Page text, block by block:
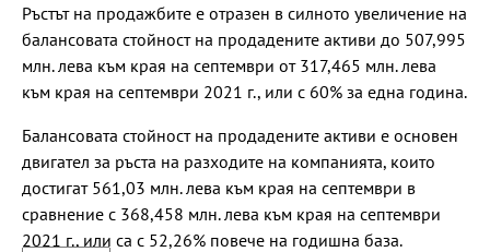
Ръстът на продажбите е отразен в силното увеличение на
балансовата стойност на продадените активи до 507,995
млн. лева към края на септември от 317,465 млн. лева
към края на септември 2021 г., или с 60% за една година.
Балансовата стойност на продадените активи е основен
двигател за ръста на разходите на компанията, които
достигат 561,03 млн. лева към края на септември в
сравнение с 368,458 млн. лева към края на септември
2021 г., или са с 52,26% повече на годишна база.